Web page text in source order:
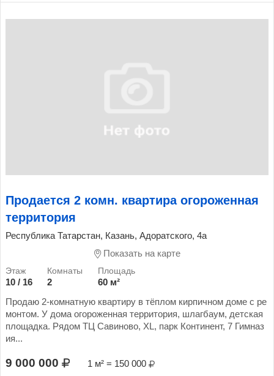
Продается 2 комн. квартира огороженная
территория
Республика Татарстан, Казань, Адоратского, 4а
Показать на карте
10 / 16 2
60 м²
Продаю 2-комнатную квартиру в тёплом кирпичном доме с ре
монтом. У дома огороженная территория, шлагбаум, детская
площадка. Рядом ТЦ Савиново, ХL, парк Континент, 7 Гимназ
ия...
9 000 000 1 м² = 150 000